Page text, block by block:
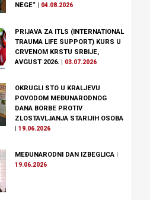
NEGE“
04.08.2026
PRIJAVA ZA ITLS (INTERNATIONAL
TRAUMA LIFE SUPPORT) KURS U
CRVENOM KRSTU SRBIJE,
AVGUST 2026. | 03.07.2026
OKRUGLI STO U KRALJEVU
POVODOM MEĐUNARODNOG
DANA BORBE PROTIV
ZLOSTAVLJANJA STARIJIH OSOBA
|19.06.2026
MEĐUNARODNI DAN IZBEGLICA
19.06.2026